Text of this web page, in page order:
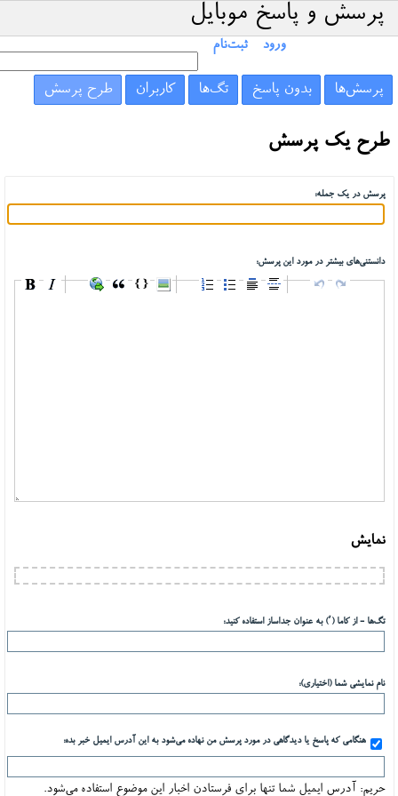
پرسش و پاسخ موبایل
ورود ثبت‌نام
پرسش‌ها بدون پاسخ تگ‌ها کاربران طرح پرسش
طرح یک پرسش
پرسش در یک جمله:
دانستنی‌های بیشتر در مورد این پرسش:
نمایش
تگ‌ها - از کاما (٬) به عنوان جداساز استفاده کنید:
نام نمایشی شما (اختیاری):
هنگامی که پاسخ یا دیدگاهی در مورد پرسش من نهاده می‌شود به این آدرس ایمیل خبر بده:
حریم: آدرس ایمیل شما تنها برای فرستادن اخبار این موضوع استفاده می‌شود.